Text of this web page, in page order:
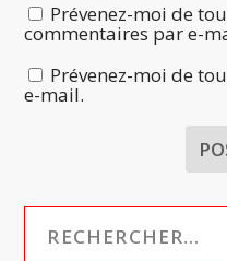
Prévenez-moi de
commentaires par e-
Prévenez-moi de
e-mail.